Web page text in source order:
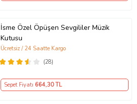
İsme Özel Öpüşen Sevgililer Müzik
Kutusu
(28)
Ücretsiz / 24 Saatte Kargo
Sepet Fiyatı 664,30 TL